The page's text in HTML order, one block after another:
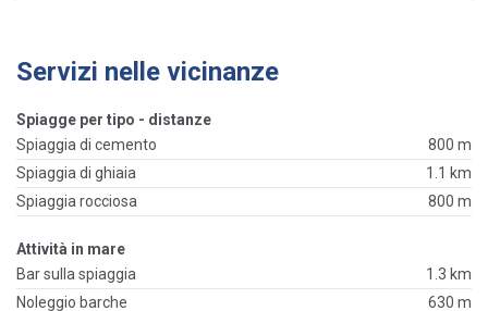
Servizi nelle vicinanze
Spiagge per tipo - distanze
Spiaggia di cemento
800 m
Spiaggia di ghiaia
1.1 km
Spiaggia rocciosa
800 m
Attività in mare
Bar sulla spiaggia
1.3 km
Noleggio barche
630 m